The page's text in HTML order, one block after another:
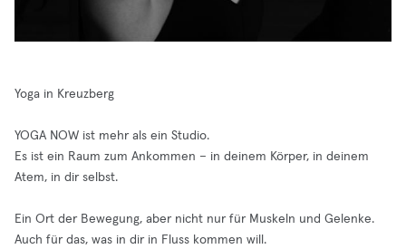
Yoga in Kreuzberg
YOGA NOW ist mehr als ein Studio.
Es ist ein Raum zum Ankommen – in deinem Körper, in deinem
Atem, in dir selbst.
Ein Ort der Bewegung, aber nicht nur für Muskeln und Gelenke.
Auch für das, was in dir in Fluss kommen will.